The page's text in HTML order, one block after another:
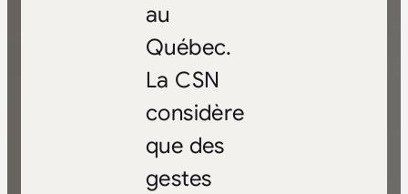
au
Québec.
La CSN
considère
que des
gestes